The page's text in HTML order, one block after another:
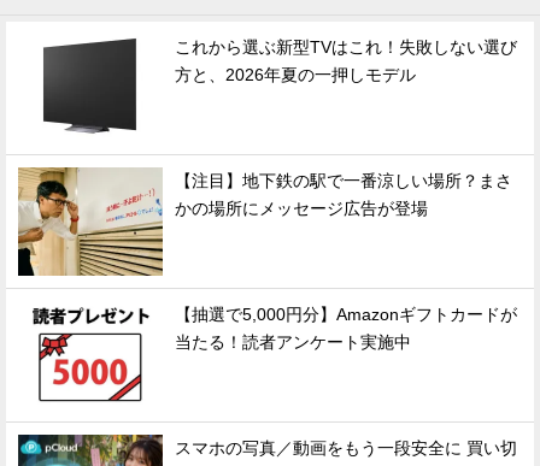
これから選ぶ新型TVはこれ！失敗しない選び
方と、2026年夏の一押しモデル
【注目】地下鉄の駅で一番涼しい場所？まさ
かの場所にメッセージ広告が登場
【抽選で5,000円分】Amazonギフトカードが
当たる！読者アンケート実施中
スマホの写真／動画をもう一段安全に 買い切